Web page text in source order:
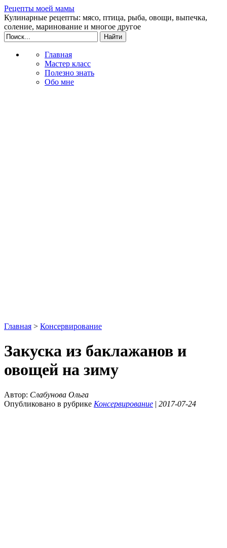
Рецепты моей мамы
Кулинарные рецепты: мясо, птица, рыба, овощи, выпечка,
соление, маринование и многое другое
Главная
Мастер класс
Полезно знать
Обо мне
Главная > Консервирование
Закуска из баклажанов и
овощей на зиму
Автор: Слабунова Ольга
Опубликовано в рубрике Консервирование | 2017-07-24